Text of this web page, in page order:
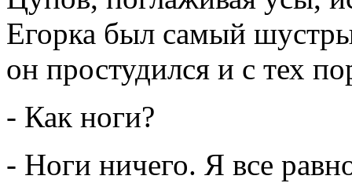
Егорка был самый
он простудился и с тех
- Как ноги?
- Ноги ничего. Я все